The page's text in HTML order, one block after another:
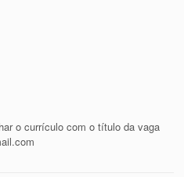
o currículo com o título da vaga